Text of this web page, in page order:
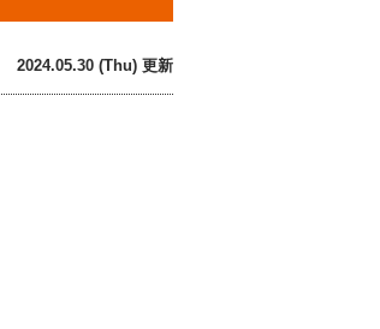
2024.05.30 (Thu) 更新